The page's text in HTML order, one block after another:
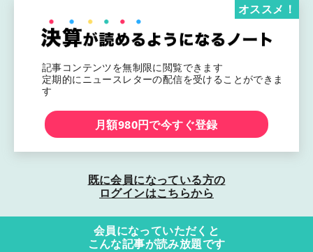
記事コンテンツを無制限に閲覧できます
定期的にニュースレターの配信を受けることができま
す
オススメ！
月額980円で今すぐ登録
既に会員になっている方の
ログインはこちらから
会員になっていただくと
こんな記事が読み放題です